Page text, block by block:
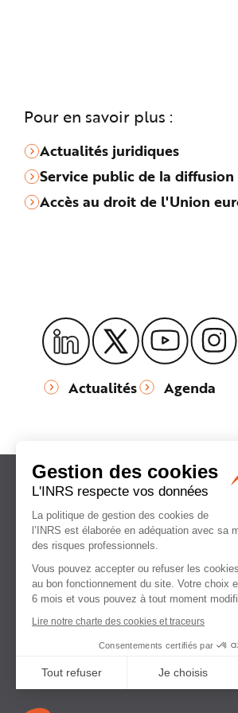
Pour en savoir plus :
Actualités juridiques
Service public de la
Accès au droit de l'Union
Actualités Agenda
Institut national
de recherche et de sécurité
pour la prévention
des accidents du travail
et des maladies professionnelles